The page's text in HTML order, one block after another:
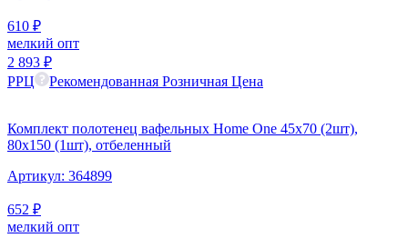
610 ₽
мелкий опт
2 893 ₽
РРЦ
Рекомендованная Розничная Цена
Комплект полотенец вафельных Home One 45х70 (2шт),
80х150 (1шт), отбеленный
Артикул: 364899
652 ₽
мелкий опт